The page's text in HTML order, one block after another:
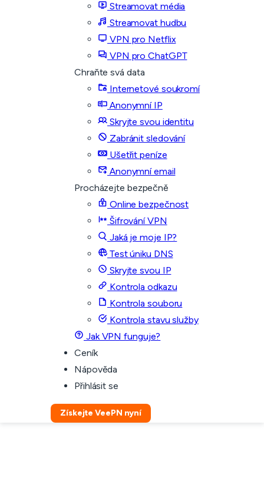
Streamovat média
Streamovat hudbu
VPN pro Netflix
VPN pro ChatGPT
Chraňte svá data
Internetové soukromí
Anonymní IP
Skryjte svou identitu
Zabránit sledování
Ušetřit peníze
Anonymní email
Procházejte bezpečně
Online bezpečnost
Šifrování VPN
Jaká je moje IP?
Test úniku DNS
Skryjte svou IP
Kontrola odkazu
Kontrola souboru
Kontrola stavu služby
Jak VPN funguje?
Ceník
Nápověda
Přihlásit se
Získejte VeePN nyní